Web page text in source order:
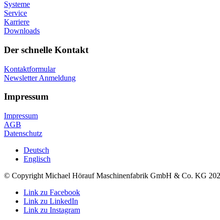
Systeme
Service
Karriere
Downloads
Der schnelle Kontakt
Kontaktformular
Newsletter Anmeldung
Impressum
Impressum
AGB
Datenschutz
Deutsch
Englisch
© Copyright Michael Hörauf Maschinenfabrik GmbH & Co. KG
Link zu Facebook
Link zu LinkedIn
Link zu Instagram